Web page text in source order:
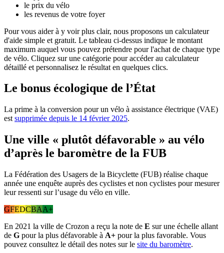
le prix du vélo
les revenus de votre foyer
Pour vous aider à y voir plus clair, nous proposons un calculateur
d'aide simple et gratuit. Le tableau ci-dessus indique le montant
maximum auquel vous pouvez prétendre pour l'achat de chaque type
de vélo. Cliquez sur une catégorie pour accéder au calculateur
détaillé et personnalisez le résultat en quelques clics.
Le bonus écologique de l’État
La prime à la conversion pour un vélo à assistance électrique (VAE)
est supprimée depuis le 14 février 2025.
Une ville « plutôt défavorable » au vélo
d’après le baromètre de la FUB
La Fédération des Usagers de la Bicyclette (FUB) réalise chaque
année une enquête auprès des cyclistes et non cyclistes pour mesurer
leur ressenti sur l’usage du vélo en ville.
GFEDCBAA+
En 2021 la ville de Crozon a reçu la note de E sur une échelle allant
de G pour la plus défavorable à A+ pour la plus favorable. Vous
pouvez consultez le détail des notes sur le site du baromètre.